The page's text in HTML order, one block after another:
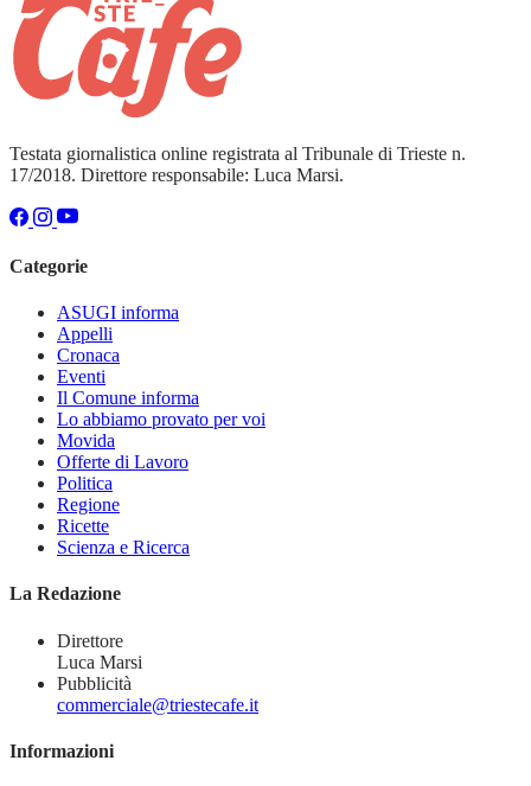
Testata giornalistica online registrata al Tribunale di Trieste n.
17/2018. Direttore responsabile: Luca Marsi.
Categorie
ASUGI informa
Appelli
Cronaca
Eventi
Il Comune informa
Lo abbiamo provato per voi
Movida
Offerte di Lavoro
Politica
Regione
Ricette
Scienza e Ricerca
La Redazione
Direttore
Luca Marsi
Pubblicità
commerciale@triestecafe.it
Informazioni